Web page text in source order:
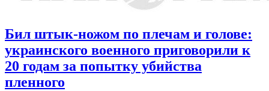
Бил штык-ножом по плечам и голове:
украинского военного приговорили к
20 годам за попытку убийства
пленного